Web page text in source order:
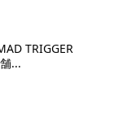
TRIGGER
...